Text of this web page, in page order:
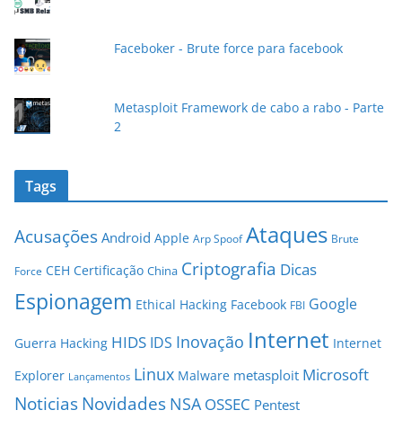
i
Faceboker - Brute force para facebook
Metasploit Framework de cabo a rabo - Parte
2
Tags
Acusações Android Apple Arp Spoof Ataques Brute
Force CEH Certificação China Criptografia Dicas
Espionagem Ethical Hacking Facebook FBI Google
Guerra Hacking HIDS IDS Inovação Internet Internet
Explorer Lançamentos Linux Malware metasploit Microsoft
NoticiasNovidades NSA OSSEC Pentest